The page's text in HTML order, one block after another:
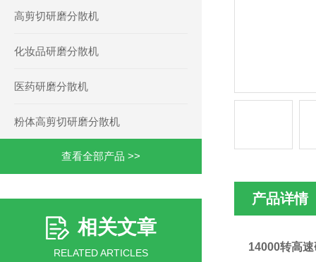
高剪切研磨分散机
化妆品研磨分散机
医药研磨分散机
粉体高剪切研磨分散机
查看全部产品 >>
相关文章
RELATED ARTICLES
产品详情
14000转高